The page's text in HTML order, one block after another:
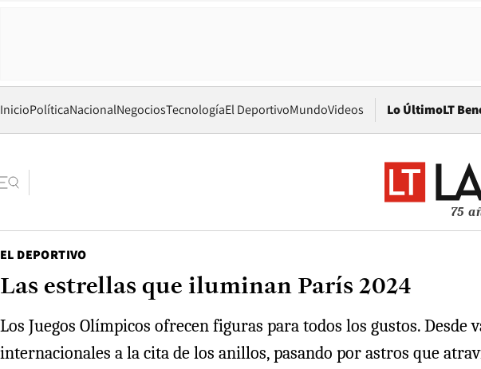
InicioPolíticaNacionalNegociosTecnologíaEl DeportivoMundoVideos Lo ÚltimoLT
75
EL DEPORTIVO
Las estrellas que iluminan París 2024
Los Juegos Olímpicos ofrecen figuras para todos los gustos.
internacionales a la cita de los anillos, pasando por astros que